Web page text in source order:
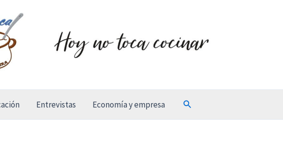
Entrevistas Economía y empresa Buscar